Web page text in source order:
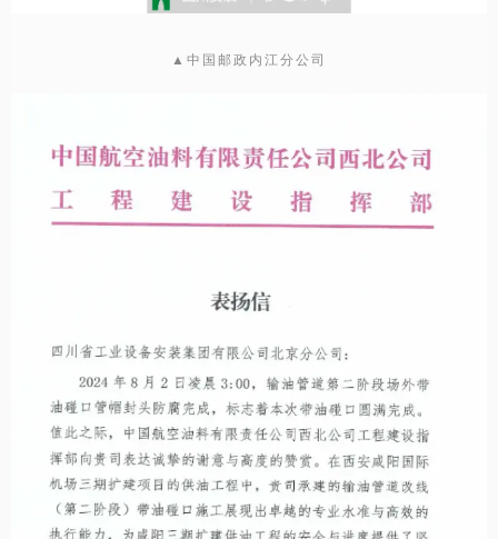
▲中国邮政内江分公司